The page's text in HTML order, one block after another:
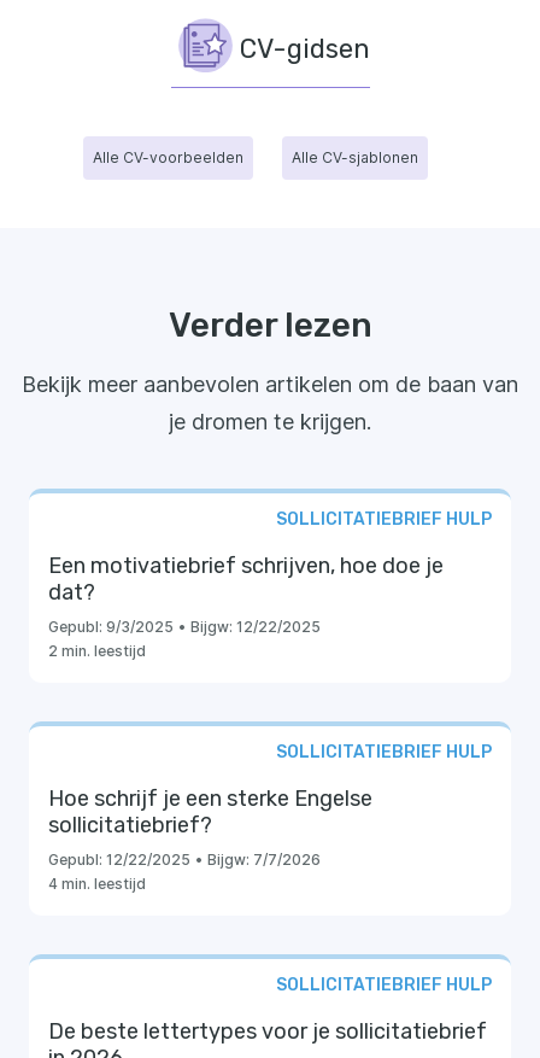
CV-gidsen
Alle CV-voorbeelden Alle CV-sjablonen
Verder lezen
Bekijk meer aanbevolen artikelen om de baan van
je dromen te krijgen.
SOLLICITATIEBRIEF HULP
Een motivatiebrief schrijven, hoe doe je
dat?
Gepubl: 9/3/2025 • Bijgw: 12/22/2025
2 min. leestijd
SOLLICITATIEBRIEF HULP
Hoe schrijf je een sterke Engelse
sollicitatiebrief?
Gepubl: 12/22/2025 • Bijgw: 7/7/2026
4 min. leestijd
SOLLICITATIEBRIEF HULP
De beste lettertypes voor je sollicitatiebrief